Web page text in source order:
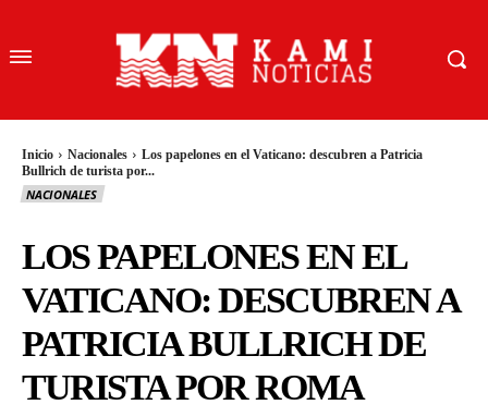
Inicio Nacionales
Los papelones en el Vaticano: descubren a Patricia
Bullrich de turista por...
NACIONALES
LOS PAPELONES EN EL
VATICANO: DESCUBREN A
PATRICIA BULLRICH DE
TURISTA POR ROMA